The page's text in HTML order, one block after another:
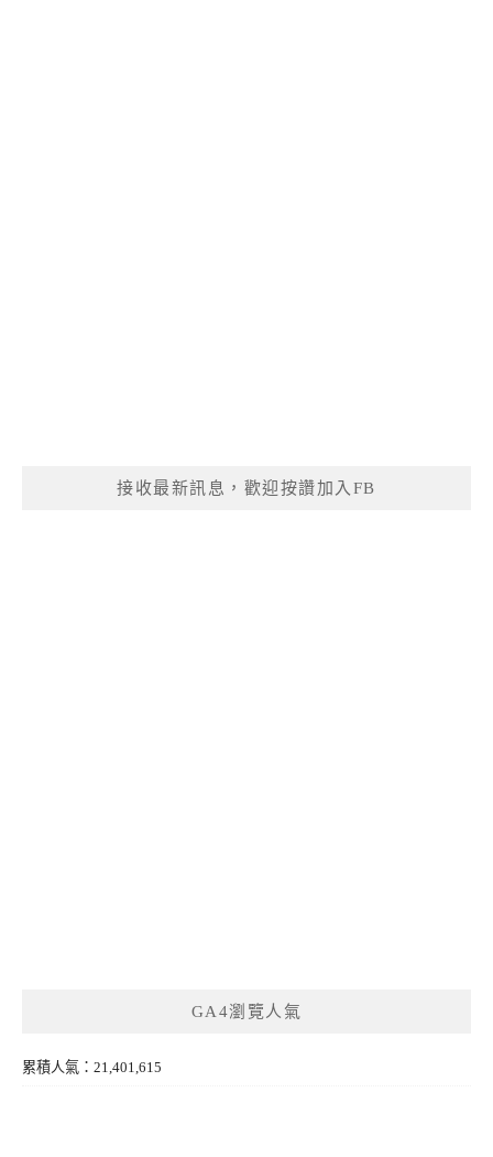
接收最新訊息，歡迎按讚加入FB
GA4瀏覽人氣
累積人氣：21,401,615